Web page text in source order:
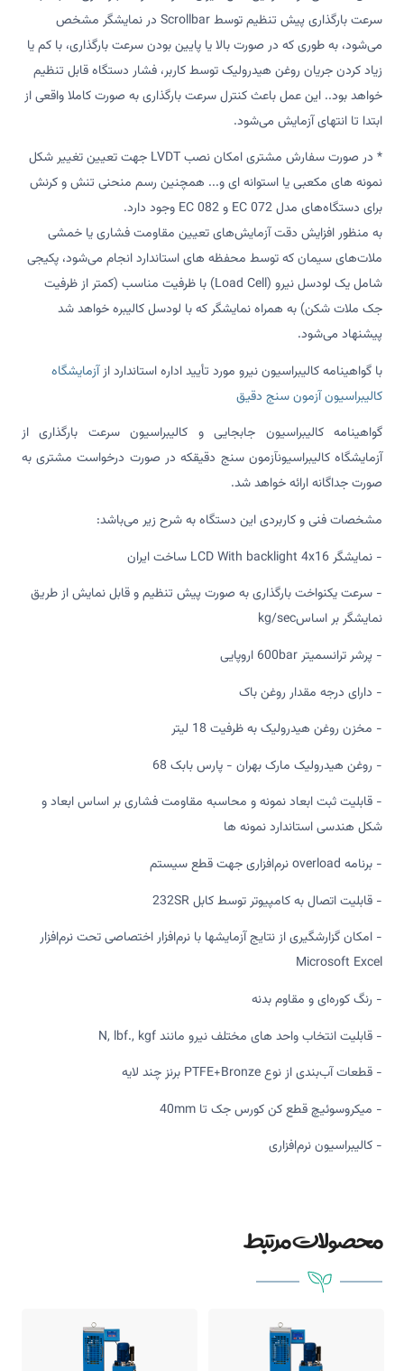
سرعت بارگذاری پیش تنظیم توسط Scrollbar در نمایشگر مشخص
می‌شود، به طوری که در صورت بالا یا پایین بودن سرعت بارگذاری، با کم یا
زیاد کردن جریان روغن هیدرولیک توسط کاربر، فشار دستگاه قابل تنظیم
خواهد بود.. این عمل باعث کنترل سرعت بارگذاری به صورت کاملا واقعی از
ابتدا تا انتهای آزمایش می‌شود.
* در صورت سفارش مشتری امکان نصب LVDT جهت تعیین تغییر شکل
نمونه های مکعبی یا استوانه ای و... همچنین رسم منحنی تنش و کرنش
برای دستگاه‌های مدل 072 EC و 082 EC وجود دارد.
به منظور افزایش دقت آزمایش‌های تعیین مقاومت فشاری یا خمشی
ملات‌های سیمان که توسط محفظه های استاندارد انجام می‌شود، پکیجی
شامل یک لودسل نیرو (Load Cell) با ظرفیت مناسب (کمتر از ظرفیت
جک ملات شکن) به همراه نمایشگر که با لودسل کالیبره خواهد شد
پیشنهاد می‌شود.
با گواهینامه کالیبراسیون نیرو مورد تأیید اداره استاندارد ازآزمایشگاه
کالیبراسیون آزمون سنج دقیق
گواهینامه کالیبراسیون جابجایی و کالیبراسیون سرعت بارگذاری از
آزمایشگاه کالیبراسیونآزمون سنج دقیقکه در صورت درخواست مشتری به
صورت جداگانه ارائه خواهد شد.
مشخصات فنی و کاربردی این دستگاه به شرح زیر می‌باشد:
- نمایشگر LCD With backlight 4x16 ساخت ایران
- سرعت یکنواخت بارگذاری به صورت پیش تنظیم و قابل نمایش از طریق
نمایشگر بر اساسkg/sec
- پرشر ترانسمیتر 600bar اروپایی
- دارای درجه مقدار روغن باک
- مخزن روغن هیدرولیک به ظرفیت 18 لیتر
- روغن هیدرولیک مارک بهران - پارس بابک 68
- قابلیت ثبت ابعاد نمونه و محاسبه مقاومت فشاری بر اساس ابعاد و
شکل هندسی استاندارد نمونه ها
- برنامه overload نرم‌افزاری جهت قطع سیستم
- قابلیت اتصال به کامپیوتر توسط کابل 232SR
- امکان گزارشگیری از نتایج آزمایشها با نرم‌افزار اختصاصی تحت نرم‌افزار
Microsoft Excel
- رنگ کوره‌ای و مقاوم بدنه
- قابلیت انتخاب واحد های مختلف نیرو مانند N, lbf., kgf
- قطعات آب‌بندی از نوع PTFE+Bronze برنز چند لایه
- میکروسوئیچ قطع کن کورس جک تا 40mm
- کالیبراسیون نرم‌افزاری
محصولات مرتبط